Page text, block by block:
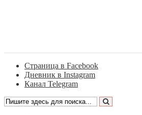
Страница в Facebook
Дневник в Instagram
Канал Telegram